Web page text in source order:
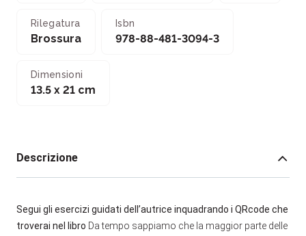
Rilegatura
Brossura
Isbn
978-88-481-3094-3
Dimensioni
13.5 x 21 cm
Descrizione
Segui gli esercizi guidati dell’autrice inquadrando i QRcode che
troverai nel libro Da tempo sappiamo che la maggior parte delle